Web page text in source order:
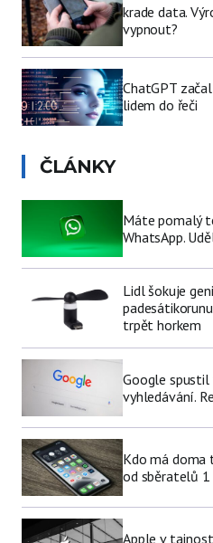
krade data.
vypnout?
ChatGPT
lidem do řeči
ČLÁNKY
Máte pomalý
WhatsApp.
Lidl šokuje
trpět horkem
Google spustil
vyhledávání.
Kdo má doma
od sběratelů
Apple v